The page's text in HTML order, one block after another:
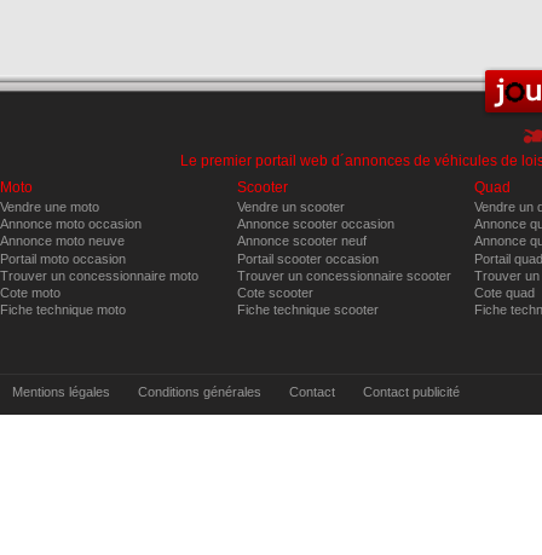
Le premier portail web d´annonces de véhicules de
Moto
Vendre une moto
Annonce moto occasion
Annonce moto neuve
Portail moto occasion
Trouver un concessionnaire moto
Cote moto
Fiche technique moto
Scooter
Vendre un scooter
Annonce scooter occasion
Annonce scooter neuf
Portail scooter occasion
Trouver un concessionnaire scooter
Cote scooter
Fiche technique scooter
Quad
Vendre un
Annonce
Annonce
Portail
Trouver
Cote quad
Fiche
Mentions légales Conditions générales Contact Contact publicité